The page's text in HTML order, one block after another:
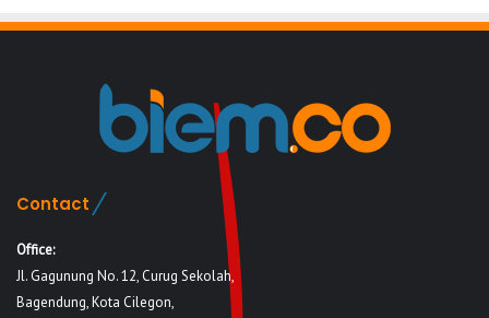
Contact
Office:
Jl. Gagunung No. 12, Curug Sekolah,
Bagendung, Kota Cilegon,